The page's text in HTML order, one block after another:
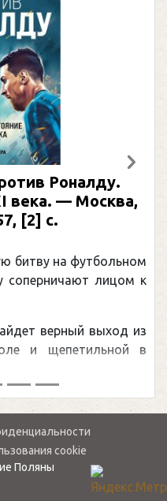
И. Я. Александр
2024 (макет 2025).
Овечкина
хоккейная тема
сезоном Национальной
cookie
Поляны